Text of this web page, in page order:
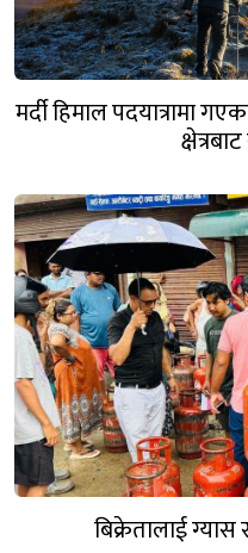
मर्दी हिमाल पदयात्रामा
बिक्रेतालाई